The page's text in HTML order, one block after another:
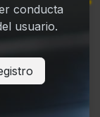
conducta
usuario.